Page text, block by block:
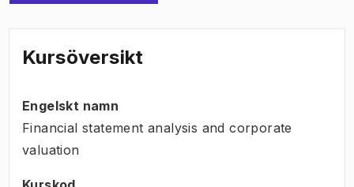
Kursöversikt
Engelskt namn
Financial statement analysis and corporate
valuation